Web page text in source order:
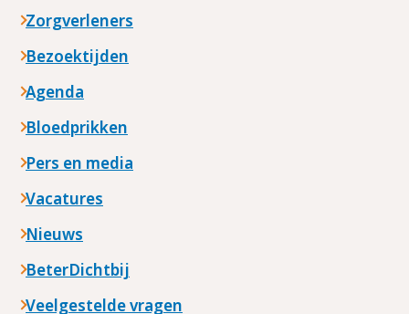
Zorgverleners
Bezoektijden
Agenda
Bloedprikken
Pers en media
Vacatures
Nieuws
BeterDichtbij
Veelgestelde vragen